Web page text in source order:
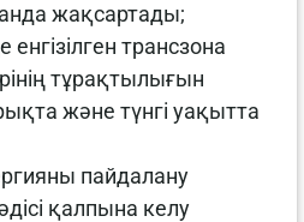
жақсартады;
енгізілген трансзона
тұрақтылығын
және түнгі уақытта
пайдалану
қалпына келу